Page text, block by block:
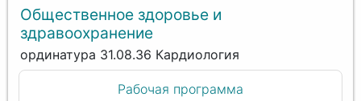
Общественное здоровье и
здравоохранение
ординатура 31.08.36 Кардиология
Рабочая программа